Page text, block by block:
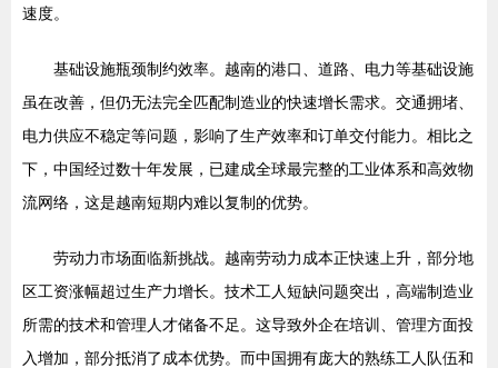
速度。
基础设施瓶颈制约效率。越南的港口、道路、电力等基础设施
虽在改善，但仍无法完全匹配制造业的快速增长需求。交通拥堵、
电力供应不稳定等问题，影响了生产效率和订单交付能力。相比之
下，中国经过数十年发展，已建成全球最完整的工业体系和高效物
流网络，这是越南短期内难以复制的优势。
劳动力市场面临新挑战。越南劳动力成本正快速上升，部分地
区工资涨幅超过生产力增长。技术工人短缺问题突出，高端制造业
所需的技术和管理人才储备不足。这导致外企在培训、管理方面投
入增加，部分抵消了成本优势。而中国拥有庞大的熟练工人队伍和